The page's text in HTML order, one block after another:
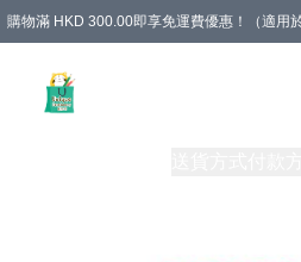
購物滿 HKD 300.00即享免運費優惠！（適用